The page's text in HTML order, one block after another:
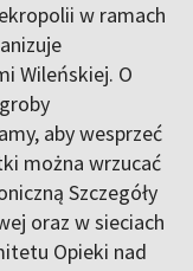
w ramach
Wileńskiej. O
aby wesprzeć
można wrzucać
Szczegóły
oraz w sieciach
Opieki nad